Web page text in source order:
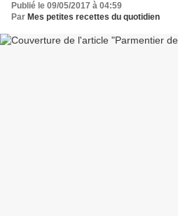
Publié le 09/05/2017 à 04:59
Par Mes petites recettes du quotidien